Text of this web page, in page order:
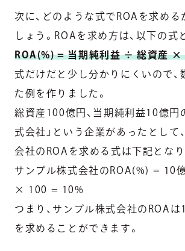
次に、どのような式でROAを求める
しょう。ROAを求め方は、以下の式
ROA(%) = 当期純利益 ÷ 総資産 ×
式だけだと少し分かりにくいので、
た例を作りました。
総資産100億円、当期純利益10億円
式会社」という企業があったとして
会社のROAを求める式は下記となり
サンプル株式会社のROA(%) = 10
× 100 = 10%
つまり、サンプル株式会社のROAは
を求めることができます。